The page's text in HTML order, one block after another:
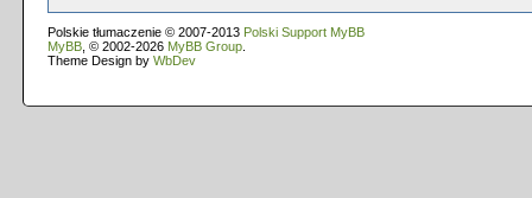
Polskie tłumaczenie © 2007-2013 Polski Support MyBB
MyBB , © 2002-2026 MyBB Group
Theme Design by WbDev